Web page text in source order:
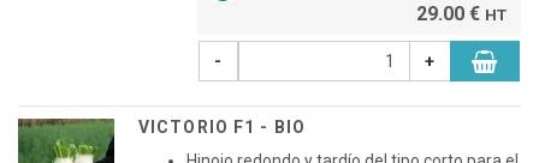
29.00 € HT
- +
VICTORIO F1 - BIO